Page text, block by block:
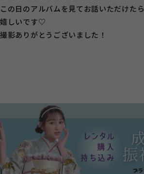
この日のアルバムを見てお話いただけたら
嬉しいです♡
撮影ありがとうございました！